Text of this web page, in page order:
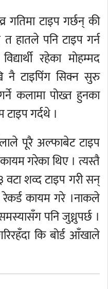
टाइप गर्छन् की
हातले पनि टाइप गर्न
रहेका मोहम्मद
नै टाइपिंग सिक्न सुरु
कलामा पोख्त हुनका
गर्दथे ।
पूरै अल्फाबेट टाइप
गरेका थिए । त्यस्तै
शव्द टाइप गरी सन्
कायम गरे ।नाकले
पनि जुध्नुपर्छ ।
कि बोर्ड आँखाले